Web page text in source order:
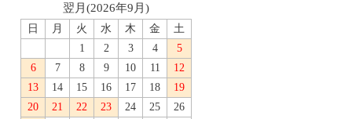
翌月(2026年9月)
日 月 火 水 木 金
土
1
2 3 4
5
6
7 8 9 10 11
12
13
14 15 16 17 18
19
20
21 22 23 24 25
26